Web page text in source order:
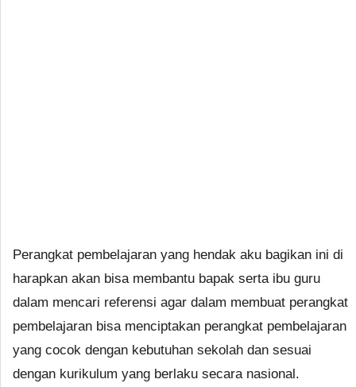
Perangkat pembelajaran yang hendak aku bagikan ini di
harapkan akan bisa membantu bapak serta ibu guru
dalam mencari referensi agar dalam membuat perangkat
pembelajaran bisa menciptakan perangkat pembelajaran
yang cocok dengan kebutuhan sekolah dan sesuai
dengan kurikulum yang berlaku secara nasional.